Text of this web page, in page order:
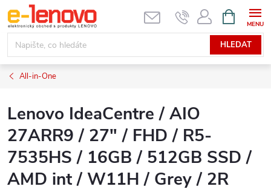
Přejít
na
obsah
HLEDAT
NÁKUPNÍ
KOŠÍK
All-in-One
Lenovo IdeaCentre / AIO
27ARR9 / 27" / FHD / R5-
7535HS / 16GB / 512GB SSD /
AMD int / W11H / Grey / 2R